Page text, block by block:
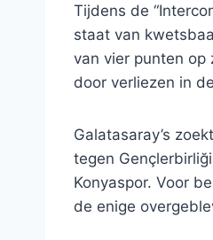
Tijdens de
staat van
van vier punten op
door verliezen in
Galatasaray’s
tegen
Konyaspor. Voor
de enige